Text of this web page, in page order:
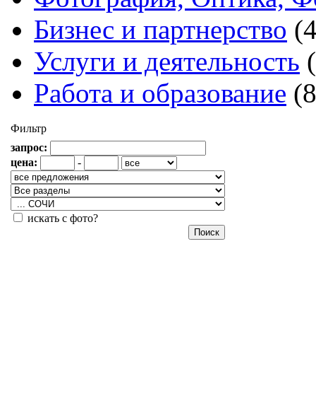
Бизнес и партнерство
Услуги и деятельность
Работа и образование
Фильтр
запрос:
цена:
-
искать с фото?